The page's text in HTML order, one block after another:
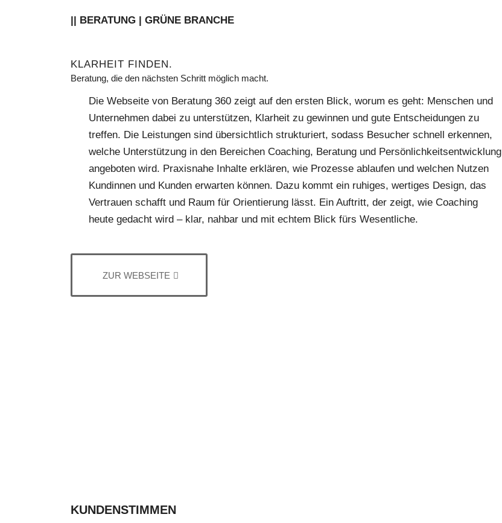
|| BERATUNG | GRÜNE BRANCHE
KLARHEIT FINDEN.
Beratung, die den nächsten Schritt möglich macht.
Die Webseite von Beratung 360 zeigt auf den ersten Blick, worum es geht: Menschen und
Unternehmen dabei zu unterstützen, Klarheit zu gewinnen und gute Entscheidungen zu
treffen. Die Leistungen sind übersichtlich strukturiert, sodass Besucher schnell erkennen,
welche Unterstützung in den Bereichen Coaching, Beratung und Persönlichkeitsentwicklung
angeboten wird. Praxisnahe Inhalte erklären, wie Prozesse ablaufen und welchen Nutzen
Kundinnen und Kunden erwarten können. Dazu kommt ein ruhiges, wertiges Design, das
Vertrauen schafft und Raum für Orientierung lässt. Ein Auftritt, der zeigt, wie Coaching
heute gedacht wird – klar, nahbar und mit echtem Blick fürs Wesentliche.
ZUR WEBSEITE
KUNDENSTIMMEN